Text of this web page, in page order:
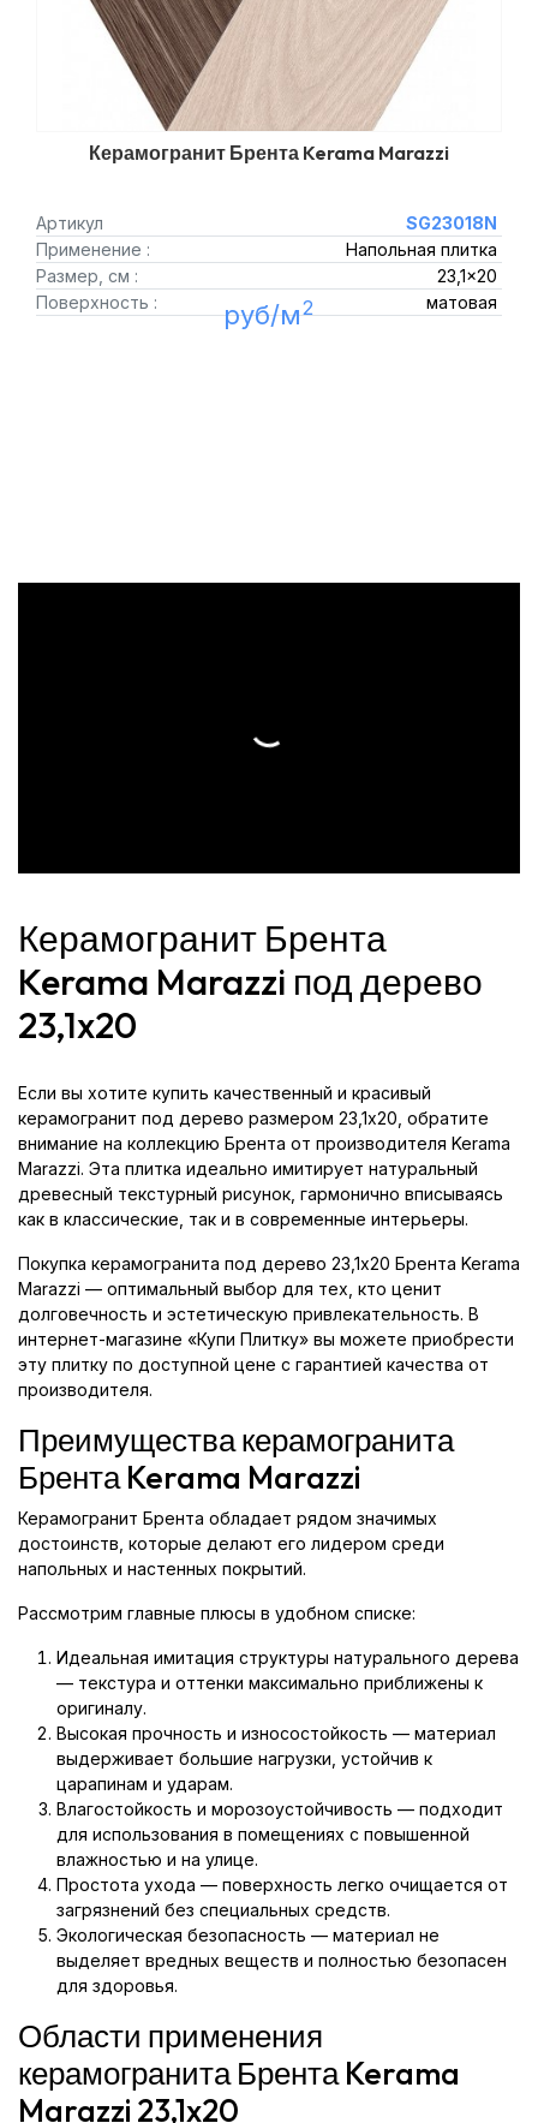
Керамогранит Брента Kerama Marazzi
Артикул
SG23018N
Применение :
Напольная плитка
Размер, см :
23,1x20
Поверхность :
матовая
руб/м2
Керамогранит Брента
Kerama Marazzi под дерево
23,1x20
Если вы хотите купить качественный и красивый
керамогранит под дерево размером 23,1x20, обратите
внимание на коллекцию Брента от производителя Kerama
Marazzi. Эта плитка идеально имитирует натуральный
древесный текстурный рисунок, гармонично вписываясь
как в классические, так и в современные интерьеры.
Покупка керамогранита под дерево 23,1x20 Брента Kerama
Marazzi — оптимальный выбор для тех, кто ценит
долговечность и эстетическую привлекательность. В
интернет-магазине «Купи Плитку» вы можете приобрести
эту плитку по доступной цене с гарантией качества от
производителя.
Преимущества керамогранита
Брента Kerama Marazzi
Керамогранит Брента обладает рядом значимых
достоинств, которые делают его лидером среди
напольных и настенных покрытий.
Рассмотрим главные плюсы в удобном списке:
Идеальная имитация структуры натурального дерева
— текстура и оттенки максимально приближены к
оригиналу.
Высокая прочность и износостойкость — материал
выдерживает большие нагрузки, устойчив к
царапинам и ударам.
Влагостойкость и морозоустойчивость — подходит
для использования в помещениях с повышенной
влажностью и на улице.
Простота ухода — поверхность легко очищается от
загрязнений без специальных средств.
Экологическая безопасность — материал не
выделяет вредных веществ и полностью безопасен
для здоровья.
Области применения
керамогранита Брента Kerama
Marazzi 23,1x20